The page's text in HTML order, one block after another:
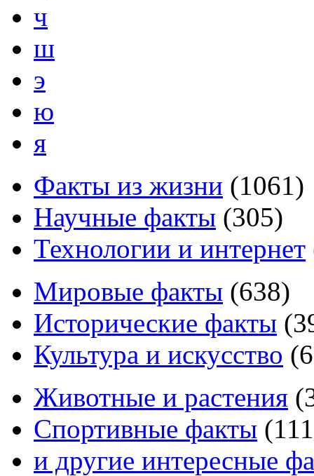
ч
ш
э
ю
я
Факты из жизни (1061)
Научные факты (305)
Технологии и интернет
Мировые факты (638)
Исторические факты (
Культура и искусство (
Животные и растения (
Спортивные факты (111
и другие интересные